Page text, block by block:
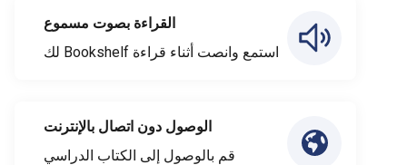
القراءة بصوت مسموع
استمع وانصت أثناء قراءة Bookshelf لك
الوصول دون اتصال بالإنترنت
قم بالوصول إلى الكتاب الدراسي